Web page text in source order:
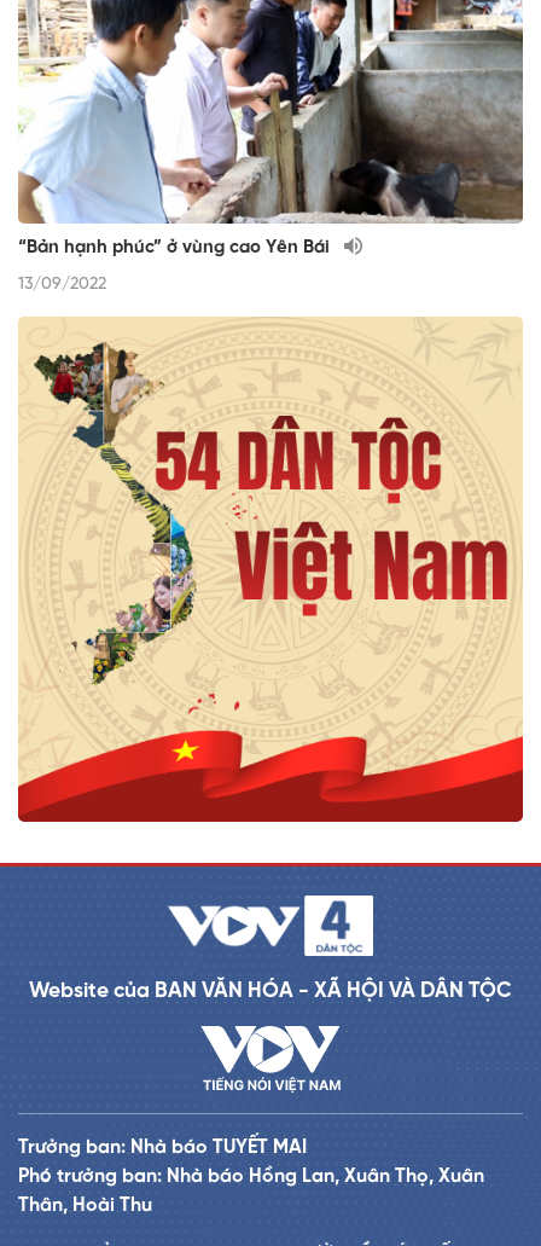
“Bản hạnh phúc” ở vùng cao Yên Bái
13/09/2022
Website của BAN VĂN HÓA - XÃ HỘI VÀ DÂN TỘC
Trưởng ban: Nhà báo TUYẾT MAI
Phó trưởng ban: Nhà báo Hồng Lan, Xuân Thọ, Xuân
Thân, Hoài Thu